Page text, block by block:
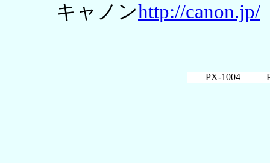
キャノンhttp://canon.jp/
PX-1004